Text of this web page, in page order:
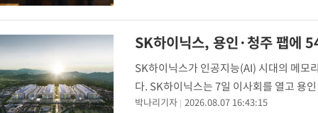
SK하이닉스, 용인·청주 팹에
SK하이닉스가 인공지능(AI) 시대의 메모
다. SK하이닉스는 7일 이사회를 열고 용
조1000억원 등 총 54조3000억원을 투자
박나리기자 2026.08.07 16:43:15